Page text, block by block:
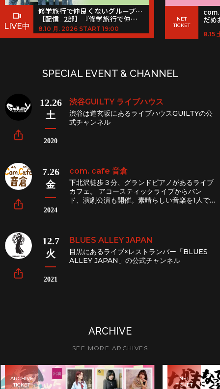
LIVE中
修学旅行で仲良くないグループに入りました
【配信_2部】『修学旅行で仲良くないグループに入りました〜夏休み同窓会〜』
8.10 月. 2026 START 19:00
NET
TICKET
8.15
SPECIAL EVENT & CHANNEL
12.26
土
2020
渋谷GUILTY ライブハウス
渋谷は道玄坂にあるライブハウスGUILTYの公
式チャンネル
7.26
金
2024
com. cafe 音倉
下北沢徒歩３分、グランドピアノがあるライブ
カフェ。 アコースティックライブからバン
ド、演劇公演も開催。素晴らしい音楽を1人で
12.7
火
2021
BLUES ALLEY JAPAN
目黒にあるライブ×レストランバー「BLUES
ALLEY JAPAN」の公式チャンネル
ARCHIVE
SEE MORE ARCHIVES
ARCHIVE
TICKET
NET
TICKET